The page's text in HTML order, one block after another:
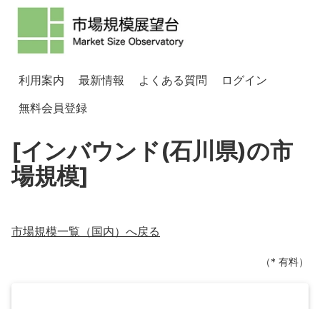
利用案内 最新情報 よくある質問
ログイン
無料会員登録
[インバウンド(石川県)の市
場規模]
市場規模一覧（国内）へ戻る
（* 有料）